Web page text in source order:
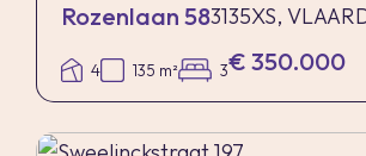
Rozenlaan 583135XS,
4 135 m² 3€ 350.000